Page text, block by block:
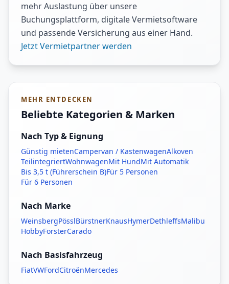
mehr Auslastung über unsere
Buchungsplattform, digitale Vermietsoftware
und passende Versicherung aus einer Hand.
Jetzt Vermietpartner werden
MEHR ENTDECKEN
Beliebte Kategorien & Marken
Nach Typ & Eignung
Günstig mietenCampervan / KastenwagenAlkoven
TeilintegriertWohnwagenMit HundMit Automatik
Bis 3,5 t (Führerschein B)Für 5 Personen
Für 6 Personen
Nach Marke
WeinsbergPösslBürstnerKnausHymerDethleffsMalibu
HobbyForsterCarado
Nach Basisfahrzeug
FiatVWFordCitroënMercedes